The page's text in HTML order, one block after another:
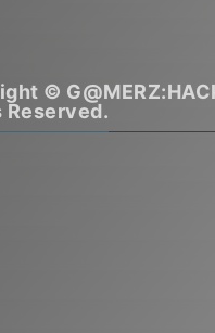
©
Reserved.